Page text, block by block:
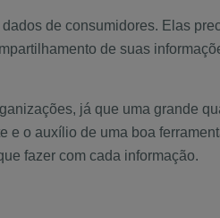
de consumidores. Elas
de suas
já que uma grande
e o auxílio de uma boa
fazer com cada informação.